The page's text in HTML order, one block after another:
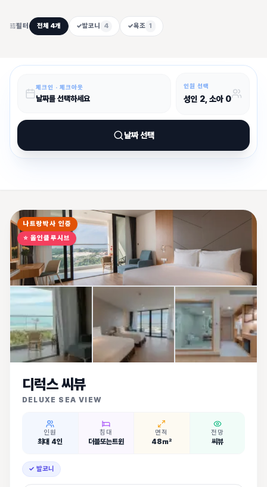
필터 전체 4개 ✓발코니 4 ✓욕조 1
체크인 · 체크아웃
날짜를 선택하세요
인원 선택
성인 2 , 소아 0
날짜 선택
나트랑박사 인증
⭐ 올인클루시브
디럭스 씨뷰
DELUXE SEA VIEW
인원
최대 4인
침대
더블또는트윈
면적
48㎡
전망
씨뷰
✓ 발코니